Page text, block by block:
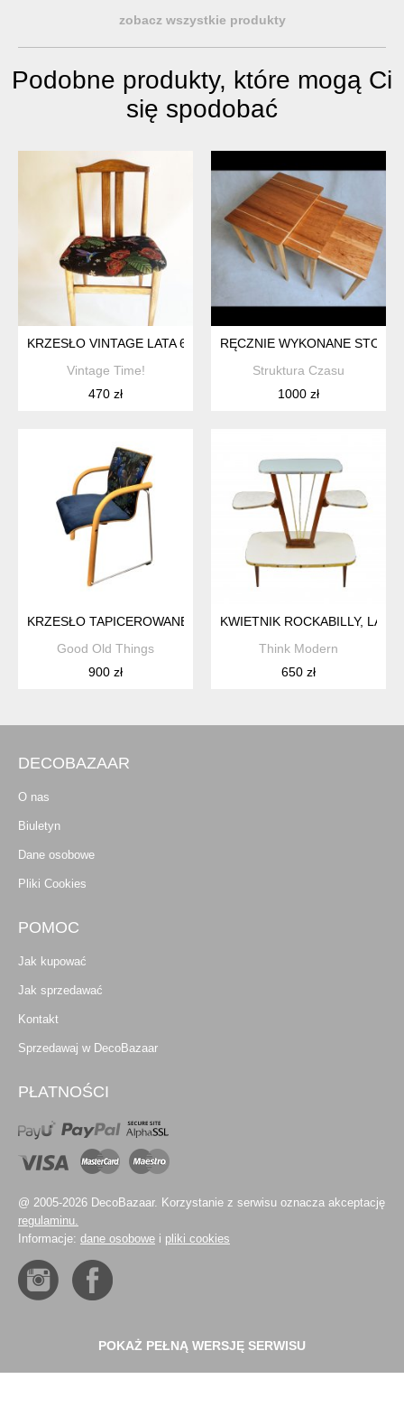
zobacz wszystkie produkty
Podobne produkty, które mogą Ci
się spodobać
KRZESŁO VINTAGE LATA 60-TE KOLIBER
Vintage Time!
470 zł
RĘCZNIE WYKONANE
Struktura Czasu
1000 zł
KRZESŁO TAPICEROWANE, TYP S320, PROJ. W.
Good Old Things
900 zł
KWIETNIK ROCKABILLY, LATA
Think Modern
650 zł
DECOBAZAAR
O nas
Biuletyn
Dane osobowe
Pliki Cookies
POMOC
Jak kupować
Jak sprzedawać
Kontakt
Sprzedawaj w DecoBazaar
PŁATNOŚCI
@ 2005-2026 DecoBazaar. Korzystanie z serwisu oznacza akceptację
regulaminu.
Informacje: dane osobowe i pliki cookies
POKAŻ PEŁNĄ WERSJĘ SERWISU